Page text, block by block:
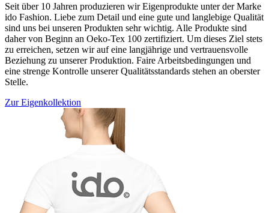
Seit über 10 Jahren produzieren wir Eigenprodukte unter der Marke
ido Fashion. Liebe zum Detail und eine gute und langlebige Qualität
sind uns bei unseren Produkten sehr wichtig. Alle Produkte sind
daher von Beginn an Oeko-Tex 100 zertifiziert. Um dieses Ziel stets
zu erreichen, setzen wir auf eine langjährige und vertrauensvolle
Beziehung zu unserer Produktion. Faire Arbeitsbedingungen und
eine strenge Kontrolle unserer Qualitätsstandards stehen an oberster
Stelle.
Zur Eigenkollektion